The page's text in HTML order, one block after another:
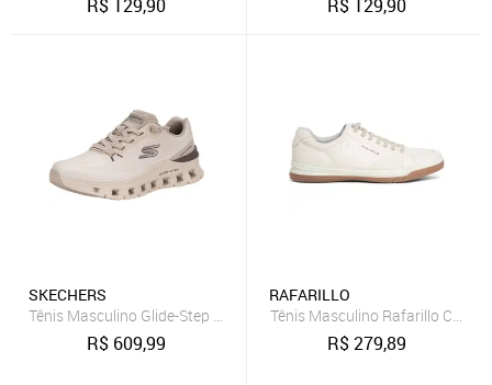
R$ 129,90 R$ 129,90
SKECHERS
Tênis Masculino Glide-Step Pro-Waverra Skechers 233132 5670132
R$ 609,99
RAFARILLO
Tênis Masculino Rafarillo
R$279,89